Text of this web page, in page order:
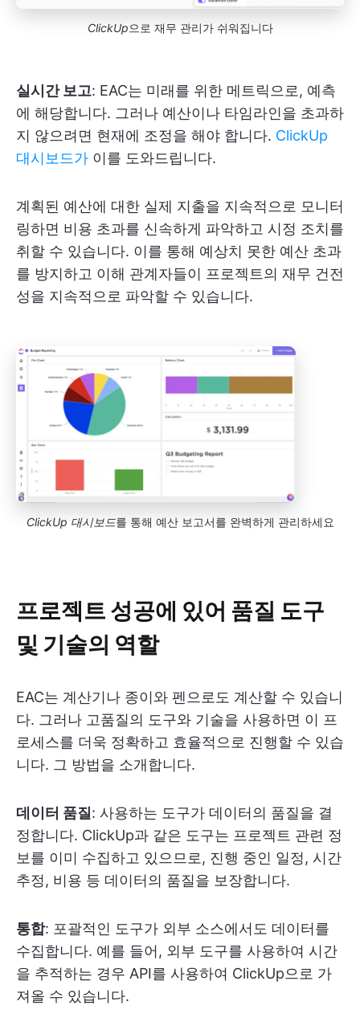
ClickUp으로 재무 관리가 쉬워집니다
실시간 보고: EAC는 미래를 위한 메트릭으로, 예측
에 해당합니다. 그러나 예산이나 타임라인을 초과하
지 않으려면 현재에 조정을 해야 합니다. ClickUp
대시보드가 이를 도와드립니다.
계획된 예산에 대한 실제 지출을 지속적으로 모니터
링하면 비용 초과를 신속하게 파악하고 시정 조치를
취할 수 있습니다. 이를 통해 예상치 못한 예산 초과
를 방지하고 이해 관계자들이 프로젝트의 재무 건전
성을 지속적으로 파악할 수 있습니다.
ClickUp 대시보드를 통해 예산 보고서를 완벽하게 관리하세요
프로젝트 성공에 있어 품질 도구
및 기술의 역할
EAC는 계산기나 종이와 펜으로도 계산할 수 있습니
다. 그러나 고품질의 도구와 기술을 사용하면 이 프
로세스를 더욱 정확하고 효율적으로 진행할 수 있습
니다. 그 방법을 소개합니다.
데이터 품질: 사용하는 도구가 데이터의 품질을 결
정합니다. ClickUp과 같은 도구는 프로젝트 관련 정
보를 이미 수집하고 있으므로, 진행 중인 일정, 시간
추정, 비용 등 데이터의 품질을 보장합니다.
통합: 포괄적인 도구가 외부 소스에서도 데이터를
수집합니다. 예를 들어, 외부 도구를 사용하여 시간
을 추적하는 경우 API를 사용하여 ClickUp으로 가
져올 수 있습니다.